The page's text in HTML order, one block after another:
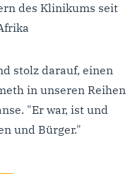
des Klinikums seit
stolz darauf, einen
in unseren Reihen
"Er war, ist und
und Bürger."